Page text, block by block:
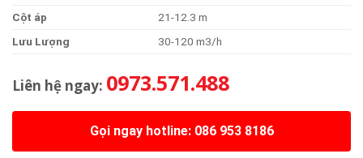
Cột áp
21-12.3 m
Lưu Lượng
30-120 m3/h
Liên hệ ngay: 0973.571.488
Gọi ngay hotline: 086 953 8186